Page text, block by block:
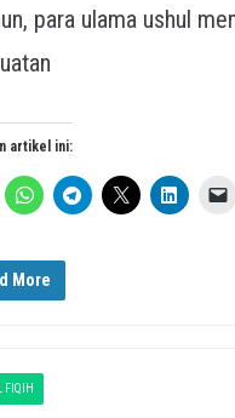
para ulama ushul
artikel ini:
More
FIQIH